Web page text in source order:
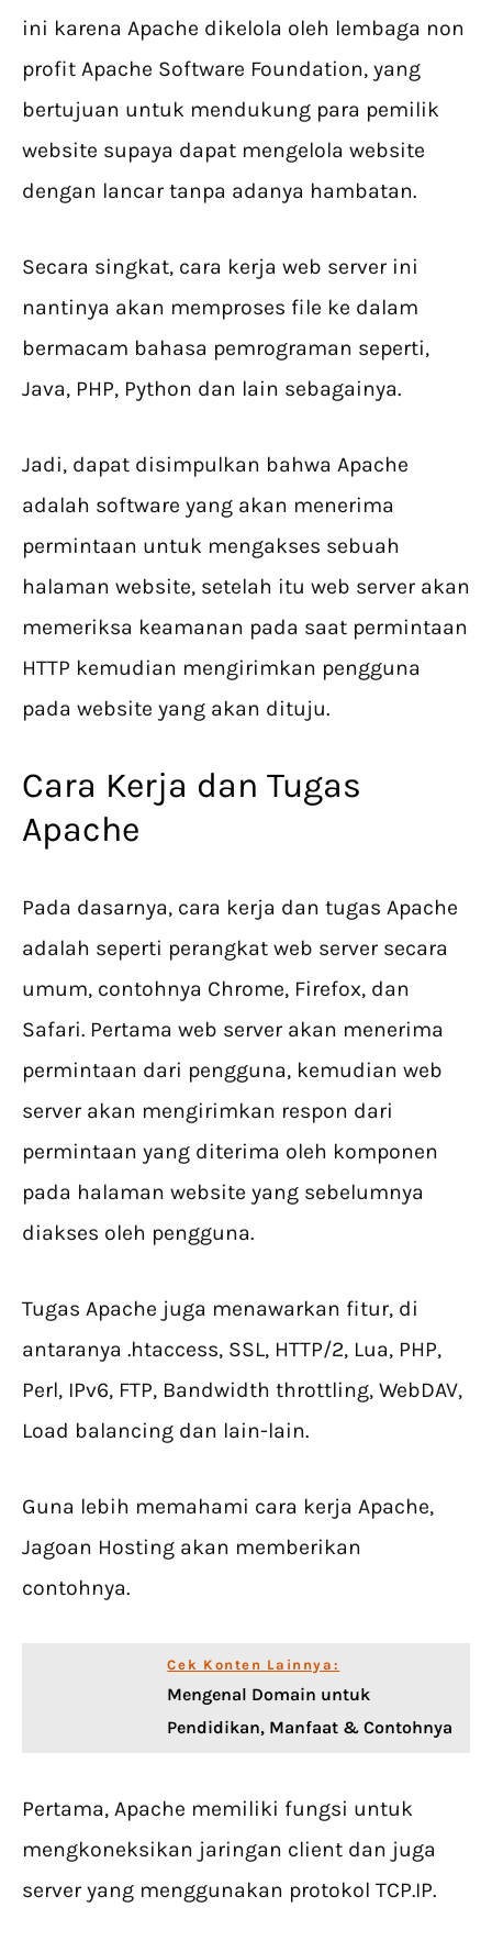
ini karena Apache dikelola oleh lembaga non
profit Apache Software Foundation, yang
bertujuan untuk mendukung para pemilik
website supaya dapat mengelola website
dengan lancar tanpa adanya hambatan.
Secara singkat, cara kerja web server ini
nantinya akan memproses file ke dalam
bermacam bahasa pemrograman seperti,
Java, PHP, Python dan lain sebagainya.
Jadi, dapat disimpulkan bahwa Apache
adalah software yang akan menerima
permintaan untuk mengakses sebuah
halaman website, setelah itu web server akan
memeriksa keamanan pada saat permintaan
HTTP kemudian mengirimkan pengguna
pada website yang akan dituju.
Cara Kerja dan Tugas
Apache
Pada dasarnya, cara kerja dan tugas Apache
adalah seperti perangkat web server secara
umum, contohnya Chrome, Firefox, dan
Safari. Pertama web server akan menerima
permintaan dari pengguna, kemudian web
server akan mengirimkan respon dari
permintaan yang diterima oleh komponen
pada halaman website yang sebelumnya
diakses oleh pengguna.
Tugas Apache juga menawarkan fitur, di
antaranya .htaccess, SSL, HTTP/2, Lua, PHP,
Perl, IPv6, FTP, Bandwidth throttling, WebDAV,
Load balancing dan lain-lain.
Guna lebih memahami cara kerja Apache,
Jagoan Hosting akan memberikan
contohnya.
Cek Konten Lainnya:
Mengenal Domain untuk
Pendidikan, Manfaat & Contohnya
Pertama, Apache memiliki fungsi untuk
mengkoneksikan jaringan client dan juga
server yang menggunakan protokol TCP.IP.